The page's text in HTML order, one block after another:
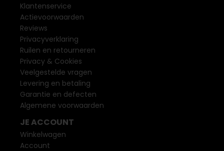
Klantenservice
Actievoorwaarden
Reviews
Privacyverklaring
Ruilen en retourneren
Privacy & Cookies
Veelgestelde vragen
Levering en betaling
Garantie en defecten
Algemene voorwaarden
JE ACCOUNT
Winkelwagen
Account